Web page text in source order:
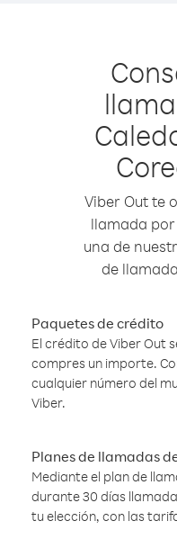
Viber Out te
llamada por
una de
de
Paquetes de crédito
El crédito de Viber Out
compres un importe.
cualquier número del
Viber.
Planes de llamadas
Mediante el plan de
durante 30 días
tu elección, con las